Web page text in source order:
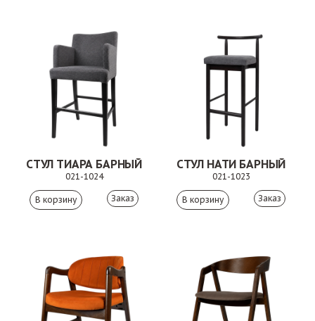
СТУЛ ТИАРА БАРНЫЙ
021-1024
Заказ
СТУЛ НАТИ БАРНЫЙ
021-1023
Заказ